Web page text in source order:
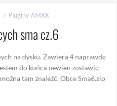
Pluginy AMXX
sma cz.6
na dysku. Zawiera 4 naprawdę
do końca pewien zostawię
tam znaleźć. Obce Sma6.zip